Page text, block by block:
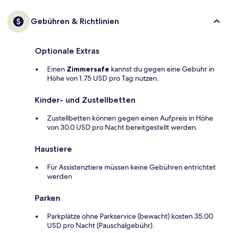
Gebühren & Richtlinien
Optionale Extras
Einen Zimmersafe kannst du gegen eine Gebühr in
Höhe von 1.75 USD pro Tag nutzen.
Kinder- und Zustellbetten
Zustellbetten können gegen einen Aufpreis in Höhe
von 30.0 USD pro Nacht bereitgestellt werden.
Haustiere
Für Assistenztiere müssen keine Gebühren entrichtet
werden
Parken
Parkplätze ohne Parkservice (bewacht) kosten 35.00
USD pro Nacht (Pauschalgebühr).